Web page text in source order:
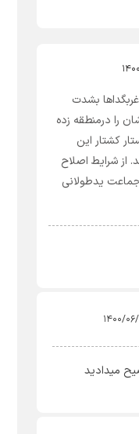
بشدت
را درمنطقه زده
کشتار این
از شرایط اصلاح
یدطولانی
میدادید